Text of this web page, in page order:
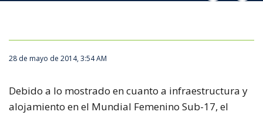
28 de mayo de 2014, 3:54 AM
Debido a lo mostrado en cuanto a infraestructura y
alojamiento en el Mundial Femenino Sub-17, el